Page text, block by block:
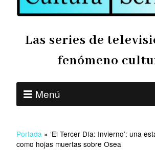
Las series de
fenómeno
Menú
Portada » ‘El Tercer Día: Invierno’: una
como hojas muertas sobre Osea